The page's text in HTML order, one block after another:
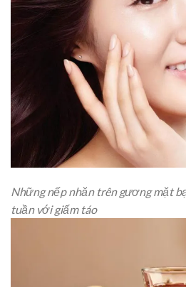
Những nếp nhăn trên gương mặt
tuần với giấm táo